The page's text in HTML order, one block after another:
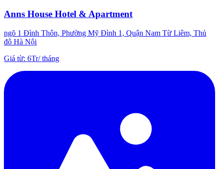
Anns House Hotel & Apartment
ngõ 1 Đình Thôn, Phường Mỹ Đình 1, Quận Nam Từ Liêm, Thủ
đô Hà Nội
Giá từ: 6Tr/tháng